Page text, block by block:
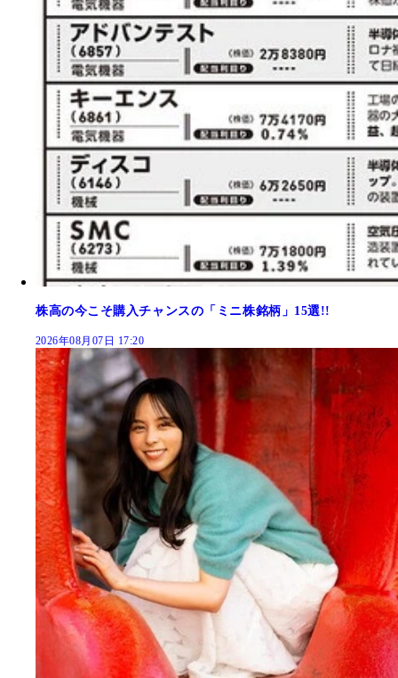
株高の今こそ購入チャンスの「ミニ株銘柄」15選!!
2026年08月07日 17:20